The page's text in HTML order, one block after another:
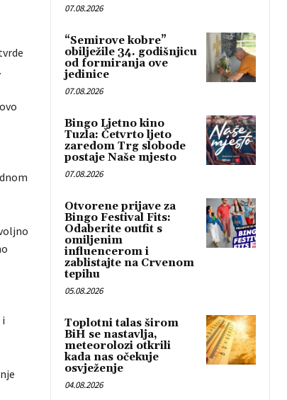
i
07.08.2026
“Semirove kobre”
obilježile 34. godišnjicu
od formiranja ove
jedinice
07.08.2026
Bingo Ljetno kino
Tuzla: Četvrto ljeto
zaredom Trg slobode
postaje Naše mjesto
07.08.2026
Otvorene prijave za
Bingo Festival Fits:
Odaberite outfit s
omiljenim
influencerom i
zablistajte na Crvenom
tepihu
05.08.2026
Toplotni talas širom
BiH se nastavlja,
meteorolozi otkrili
kada nas očekuje
osvježenje
04.08.2026